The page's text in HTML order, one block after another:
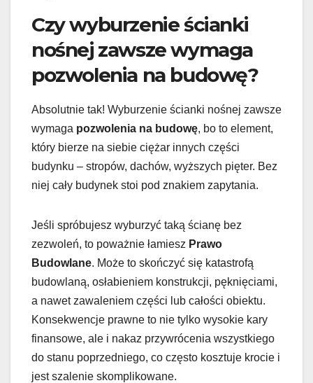
Czy wyburzenie ścianki
nośnej zawsze wymaga
pozwolenia na budowę?
Absolutnie tak! Wyburzenie ścianki nośnej zawsze
wymaga pozwolenia na budowę, bo to element,
który bierze na siebie ciężar innych części
budynku – stropów, dachów, wyższych pięter. Bez
niej cały budynek stoi pod znakiem zapytania.
Jeśli spróbujesz wyburzyć taką ścianę bez
zezwoleń, to poważnie łamiesz Prawo
Budowlane. Może to skończyć się katastrofą
budowlaną, osłabieniem konstrukcji, pęknięciami,
a nawet zawaleniem części lub całości obiektu.
Konsekwencje prawne to nie tylko wysokie kary
finansowe, ale i nakaz przywrócenia wszystkiego
do stanu poprzedniego, co często kosztuje krocie i
jest szalenie skomplikowane.